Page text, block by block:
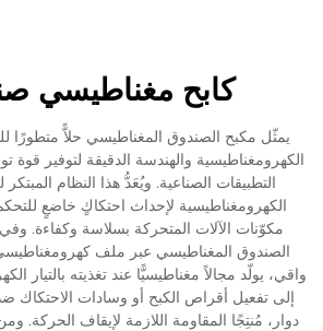
كابح مغناطيسي
يمثّل مكبح الصندوق المغناطيسي حلاًّ متطورًا
الكهرومغناطيسية والهندسة الدقيقة لتوفير
التطبيقات الصناعية. ويُعَدُّ هذا النظام
الكهرومغناطيسية لإحداث احتكاكٍ خاضعٍ
مكوّنات الآلات المتحركة بسلاسة وكفاءة.
الصندوق المغناطيسي عبر ملف
واقي، يولّد مجالاً مغناطيسيًّا عند تغذيته بالتيار
إلى تفعيل أقراص الكبح أو وسادات الاحتكاك
دوار، مُنتِجًا المقاومة اللازمة لإيقاف الحركة.